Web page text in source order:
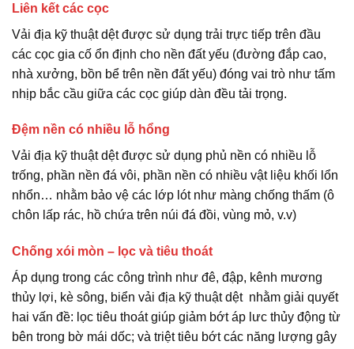
Liên kết các cọc
Vải địa kỹ thuật dệt được sử dụng trải trực tiếp trên đầu
các cọc gia cố ổn định cho nền đất yếu (đường đắp cao,
nhà xưởng, bồn bể trên nền đất yếu) đóng vai trò như tấm
nhịp bắc cầu giữa các cọc giúp dàn đều tải trọng.
Đệm nền có nhiều lỗ hổng
Vải địa kỹ thuật dệt được sử dụng phủ nền có nhiều lỗ
trống, phần nền đá vôi, phần nền có nhiều vật liệu khối lổn
nhổn… nhằm bảo vệ các lớp lót như màng chống thấm (ô
chôn lấp rác, hồ chứa trên núi đá đồi, vùng mỏ, v.v)
Chống xói mòn – lọc và tiêu thoát
Áp dụng trong các công trình như đê, đập, kênh mương
thủy lợi, kè sông, biển vải địa kỹ thuật dệt nhằm giải quyết
hai vấn đề: lọc tiêu thoát giúp giảm bớt áp lưc thủy động từ
bên trong bờ mái dốc; và triệt tiêu bớt các năng lượng gây